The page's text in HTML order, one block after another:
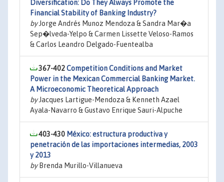
Diversification: Do They Always Promote the
Financial Stability of Banking Industry?
byJorge Andrés Munoz Mendoza & Sandra Mar�a
Sep�lveda-Yelpo & Carmen Lissette Veloso-Ramos
& Carlos Leandro Delgado-Fuentealba
367-402Competition Conditions and Market
Power in the Mexican Commercial Banking Market.
A Microeconomic Theoretical Approach
byJacques Lartigue-Mendoza & Kenneth Azael
Ayala-Navarro & Gustavo Enrique Sauri-Alpuche
403-430 México: estructura productiva y
penetración de las importaciones intermedias, 2003
y 2013
byBrenda Murillo-Villanueva